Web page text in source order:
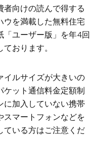
者向けの読んで得する
ウを満載した無料住宅
「ユーザー版」を年4回
おります。
イルサイズが大きいの
ケット通信料金定額制
に加入していない携帯
スマートフォンなどを
ている方はご注意くだ